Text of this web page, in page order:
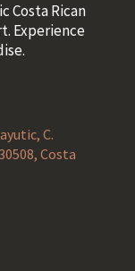
Costa Rican
Experience
C.
Costa